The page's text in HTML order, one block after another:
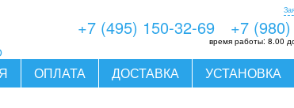
+7 (495) 150-32-69 +7
время работы: 8.00
ОПЛАТА ДОСТАВКА УСТАНОВКА